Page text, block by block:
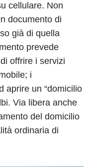
cellulare. Non
documento di
già di quella
prevede
offrire i servizi
i
aprire un “domicilio
Via libera anche
del domicilio
ordinaria di